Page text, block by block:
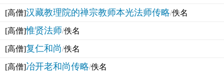
[高僧]汉藏教理院的禅宗教师本光法师传略/佚名
[高僧]惟贤法师/佚名
[高僧]复仁和尚/佚名
[高僧]冶开老和尚传略/佚名